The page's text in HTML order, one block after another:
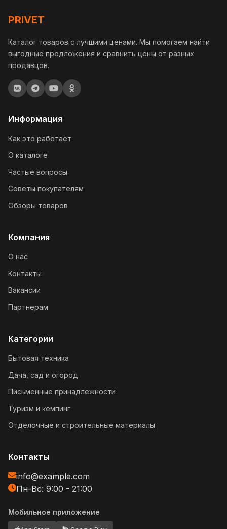
PRIVET
Каталог товаров с лучшими ценами. Мы помогаем найти
выгодные предложения и сравнить цены от разных
продавцов.
Информация
Как это работает
О каталоге
Частые вопросы
Советы покупателям
Обзоры товаров
Компания
О нас
Контакты
Вакансии
Партнерам
Категории
Бытовая техника
Дача, сад и огород
Письменные принадлежности
Туризм и кемпинг
Отделочные и строительные материалы
Контакты
info@example.com
Пн-Вс: 9:00 - 21:00
Мобильное приложение